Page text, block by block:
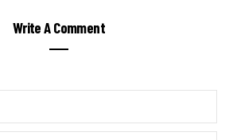
Write A Comment